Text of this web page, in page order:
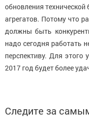
обновления технической
агрегатов. Потому что
должны быть
надо сегодня работать
перспективу. Для этого
2017 год будет более
Следите за